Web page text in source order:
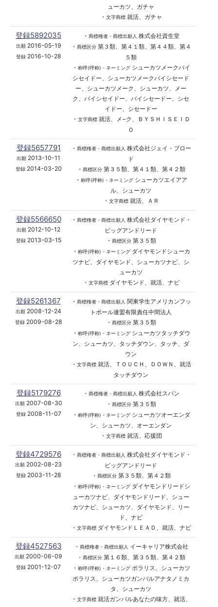
ューカツ、ガチャ
・ 文字商標就活、ガチャ
登録5892035
出願2016-05-19
登録2016-10-28
・ 商標権者・商標出願人 株式会社資生堂
・ 商標区分第３類、第４１類、第４４類、第４
５類
・ 称呼(呼称)・ネーミングシューカツメークバイ
シセイドー、シューカツメークバイシセード
ー、シューカツメーク、シューカツ、メー
ク、バイシセイドー、バイシセードー、シセ
イドー、シセードー
・ 文字商標就活、メ−ク、ＢＹＳＨＩＳＥＩＤ
Ｏ
登録5657791
出願 2013-10-11
登録2014-03-20
・ 商標権者・商標出願人 株式会社ジェイ・ブロー
ド
・ 商標区分第３５類、第４１類、第４２類
・ 称呼(呼称)・ネーミングシューカツエイアア
ル、シューカツ
・ 文字商標就活、ＡＲ
登録5566650
出願 2012-10-12
登録2013-03-15
・ 商標権者・商標出願人 株式会社ダイヤモンド・
ビッグアンドリード
・ 商標区分第３５類
・ 称呼(呼称)・ネーミングダイヤモンドシューカ
ツナビ、ダイヤモンド、シューカツナビ、シ
ューカツ
・ 文字商標ダイヤモンド、就活、ナビ
登録5261367
出願 2008-12-24
登録2009-08-28
・ 商標権者・商標出願人 関東学生アメリカンフッ
トボール連盟有限責任中間法人
・ 商標区分第３５類
・ 称呼(呼称)・ネーミングシューカツタッチダウ
ン、シューカツ、タッチダウン、タッチ、ダ
ウン
・ 文字商標就活、ＴＯＵＣＨ、ＤＯＷＮ、就活
タッチダウン
登録5179276
出願2007-08-30
登録2008-11-07
・ 商標権者・商標出願人 株式会社スパン
・ 商標区分第３５類
・ 称呼(呼称)・ネーミングシューカツオーエンダ
ン、シューカツ、オーエンダン
・ 文字商標就活、応援団
登録4729576
出願 2002-08-23
登録2003-11-28
・ 商標権者・商標出願人 株式会社ダイヤモンド・
ビッグアンドリード
・ 商標区分第３５類、第４２類
・ 称呼(呼称)・ネーミングダイヤモンドリードシ
ューカツナビ、ダイヤモンドリード、シュー
カツナビ、シューカツ、ダイヤモンド、リー
ド、ナビ
・ 文字商標ダイヤモンドＬＥＡＤ、就活、ナビ
登録4527563
出願 2000-06-09
登録 2001-12-07
・ 商標権者・商標出願人
イーキャリア株式会社
・ 商標区分第１６類、第３５類、第４２類
・ 称呼(呼称)・ネーミングポラリス、シューカツ
ポラリス、シューカツガンバルアナタノミカ
タ、シューカツ
・ 文字商標就活ガンバルあなたの味方、就活、